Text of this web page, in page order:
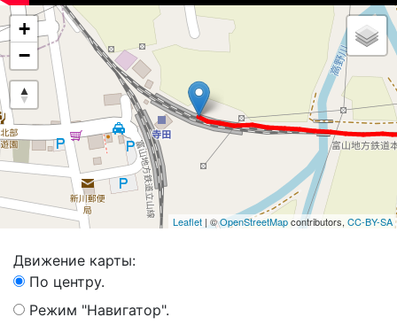
+
−
Leaflet | ©OpenStreetMapcontributors, CC-BY-SA
Движение карты:
По центру.
Режим "Навигатор".